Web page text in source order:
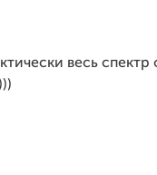
весь